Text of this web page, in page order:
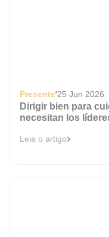
Presente 25 Jun 2026
Dirigir bien para
necesitan los
Leia o artigo